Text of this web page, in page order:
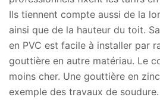
Ils tiennent compte aussi de la
ainsi que de la hauteur du toit.
en PVC est facile à installer par
gouttière en autre matériau. Le
moins cher. Une gouttière en
exemple des travaux de